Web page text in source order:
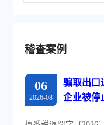
稽查案例
06
2026-08
骗取出口
企业被停